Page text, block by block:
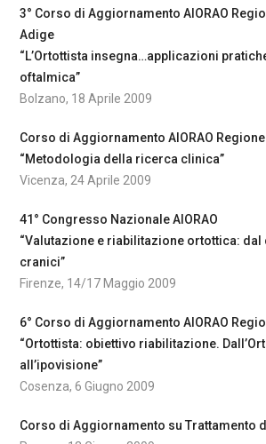
3° Corso di Aggiornamento AIORAO
Adige
“L’Ortottista insegna…applicazioni
oftalmica”
Bolzano, 18 Aprile 2009
Corso di Aggiornamento AIORAO
“Metodologia della ricerca clinica”
Vicenza, 24 Aprile 2009
41° Congresso Nazionale AIORAO
“Valutazione e riabilitazione ortottica: dal
cranici”
Firenze, 14/17 Maggio 2009
6° Corso di Aggiornamento AIORAO
“Ortottista: obiettivo riabilitazione.
all’ipovisione”
Cosenza, 6 Giugno 2009
Corso di Aggiornamento su Trattamento